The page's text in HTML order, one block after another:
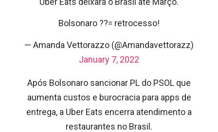
Bolsonaro ??= retrocesso!
— Amanda Vettorazzo (@Amandavettorazz)
January 7, 2022
Após Bolsonaro sancionar PL do PSOL que
aumenta custos e burocracia para apps de
entrega, a Uber Eats encerra atendimento a
restaurantes no Brasil.